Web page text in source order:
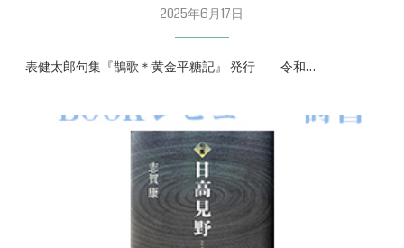
2025年6月17日
表健太郎句集『鵲歌＊黄金平糖記』 発行 令和…